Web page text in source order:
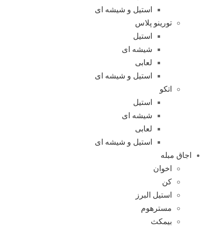
استیل و شیشه ای
تورینو پلاس
استیل
شیشه ای
لعابی
استیل و شیشه ای
اتکو
استیل
شیشه ای
لعابی
استیل و شیشه ای
اجاق مبله
اخوان
کن
استیل البرز
مسترهوم
بیمکث